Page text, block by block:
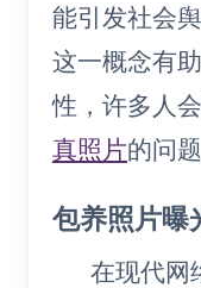
能引发社会
这一概念有
性，许多人
真照片的问
包养照片曝
在现代网